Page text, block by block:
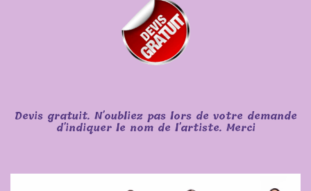
Devis gratuit. N'oubliez pas lors de votre demande
d'indiquer le nom de l'artiste. Merci